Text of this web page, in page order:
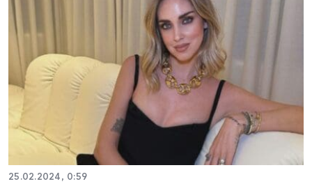
25.02.2024, 0:59